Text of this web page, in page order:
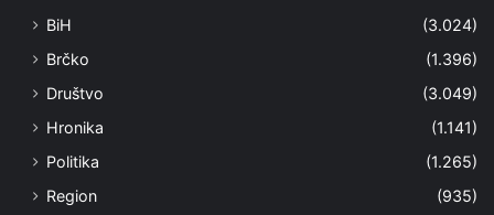
BiH
(3.024)
Brčko
(1.396)
Društvo
(3.049)
Hronika
(1.141)
Politika
(1.265)
Region
(935)